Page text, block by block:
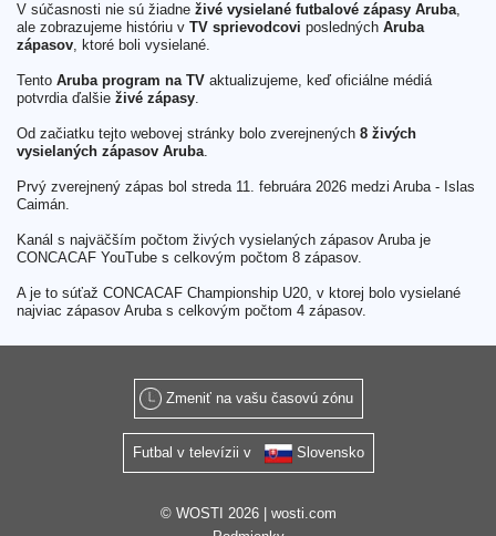
V súčasnosti nie sú žiadne živé vysielané futbalové zápasy Aruba,
ale zobrazujeme históriu v TV sprievodcovi posledných Aruba
zápasov, ktoré boli vysielané.
Tento Aruba program na TV aktualizujeme, keď oficiálne médiá
potvrdia ďalšie živé zápasy.
Od začiatku tejto webovej stránky bolo zverejnených 8 živých
vysielaných zápasov Aruba.
Prvý zverejnený zápas bol streda 11. februára 2026 medzi Aruba - Islas
Caimán.
Kanál s najväčším počtom živých vysielaných zápasov Aruba je
CONCACAF YouTube s celkovým počtom 8 zápasov.
A je to súťaž CONCACAF Championship U20, v ktorej bolo vysielané
najviac zápasov Aruba s celkovým počtom 4 zápasov.
Zmeniť na vašu časovú zónu
Futbal v televízii v Slovensko
© WOSTI 2026 | wosti.com